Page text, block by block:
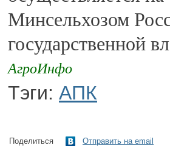
Минсельхозом
государственной
АгроИнфо
Тэги: АПК
Поделиться Отправить на email